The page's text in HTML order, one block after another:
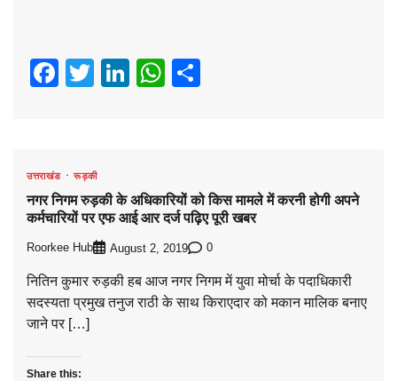
Facebook
TwitterLinkedIn
WhatsApp
उत्तराखंड रूड़की
नगर निगम रुड़की के अधिकारियों को किस मामले में करनी होगी अपने
कर्मचारियों पर एफ आई आर दर्ज पढ़िए पूरी खबर
Roorkee Hub August 2, 2019 0
नितिन कुमार रुड़की हब आज नगर निगम में युवा मोर्चा के पदाधिकारी
सदस्यता प्रमुख तनुज राठी के साथ किराएदार को मकान मालिक बनाए
जाने पर […]
Share this: